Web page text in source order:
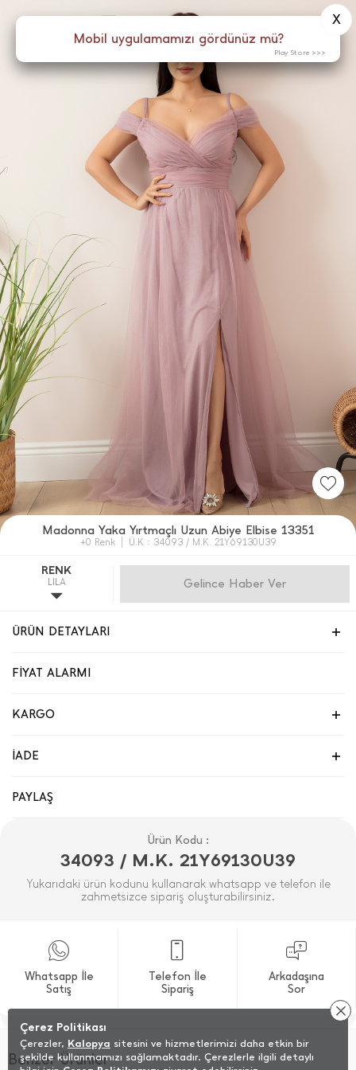
Menü
Madonna Yaka Yırtmaçlı Uzun Abiye Elbise 13351
+0 Renk Ü.K : 34093 / M.K. 21Y69130U39
RENK
LILA Gelince Haber Ver
ÜRÜN DETAYLARI
FİYAT ALARMI
KARGO
İADE
PAYLAŞ
Ürün Kodu :
34093 / M.K. 21Y69130U39
Yukarıdaki ürün kodunu kullanarak whatsapp ve telefon ile
zahmetsizce sipariş oluşturabilirsiniz.
Whatsapp İle
Satış
Telefon İle
Sipariş
Arkadaşına
Sor
Benzer Ürünler
Çerez Politikası
Çerezler, Kalopya sitesini ve hizmetlerimizi daha etkin bir
şekilde kullanmamızı sağlamaktadır. Çerezlerle ilgili detaylı
Mobil uygulamamızı gördünüz mü?
X
Play Store >>>